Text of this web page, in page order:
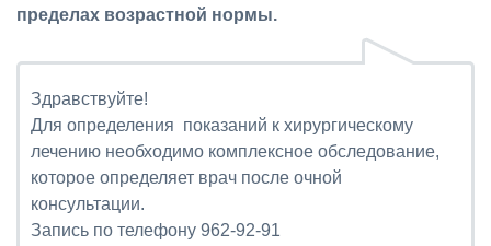
пределах возрастной нормы.
Здравствуйте!
Для определения показаний к хирургическому
лечению необходимо комплексное обследование,
которое определяет врач после очной
консультации.
Запись по телефону 962-92-91